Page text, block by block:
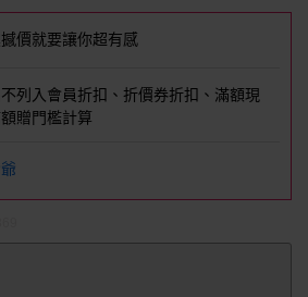
價就要讓你超有感
列入會員折扣、折價券折扣、滿額現
贈門檻計算